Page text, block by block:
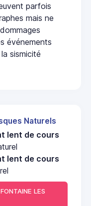
parfois
mais ne
événements
sismicité
Naturels
lent de cours
lent de cours
LES